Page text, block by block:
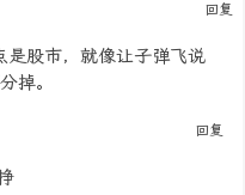
回复
是股市，就像让子弹飞说
掉。
回复